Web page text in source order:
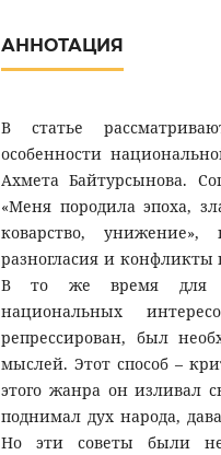
АННОТАЦИЯ
В статье
особенности
Ахмета Байтурсынова.
«Меня породила эпоха,
коварство, унижение»,
разногласия и конфликты
В то же время для
национальных
репрессирован, был
мыслей. Этот способ –
этого жанра он изливал
поднимал дух народа,
Но эти советы были